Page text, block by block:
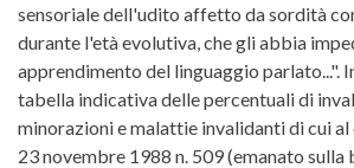
sensoriale dell'udito affetto da sordità
durante l'età evolutiva, che gli abbia
apprendimento del linguaggio parlato...".
tabella indicativa delle percentuali di
minorazioni e malattie invalidanti di cui
23 novembre 1988 n. 509 (emanato sulla